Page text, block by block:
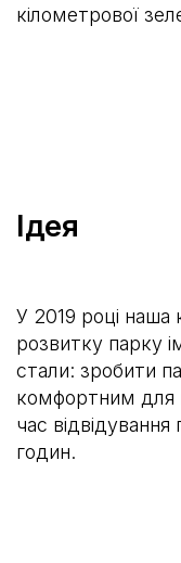
кілометрової
Ідея
У 2019 році наша
розвитку парку
стали: зробити
комфортним для
час
годин.